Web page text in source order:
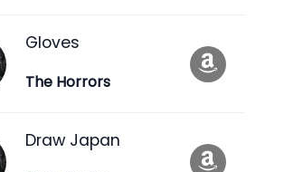
Gloves
The Horrors
Draw Japan